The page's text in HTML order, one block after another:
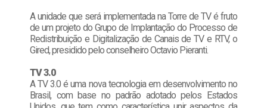
A unidade que será implementada na Torre de TV é fruto
de um projeto do Grupo de Implantação do Processo de
Redistribuição e Digitalização de Canais de TV e RTV, o
Gired, presidido pelo conselheiro Octavio Pieranti.
TV 3.0
A TV 3.0 é uma nova tecnologia em desenvolvimento no
Brasil, com base no padrão adotado pelos Estados